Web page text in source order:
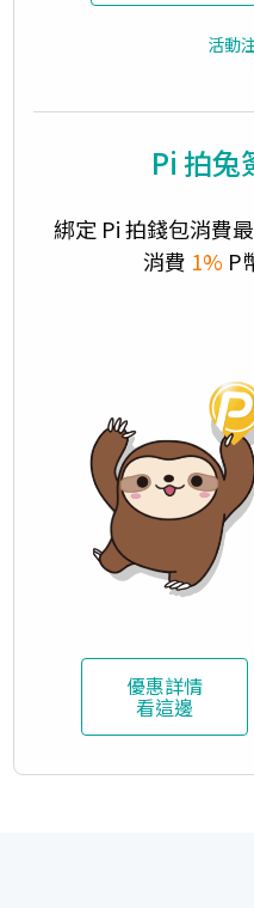
活動
Pi 拍兔
綁定 Pi 拍錢包消費
消費 1% P
優惠詳情
看這邊